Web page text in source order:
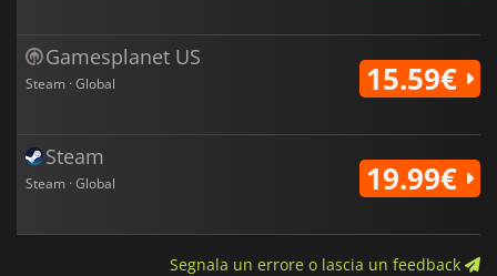
Gamesplanet US
Steam · Global 15.59€
Steam
Steam · Global 19.99€
Segnala un errore o lascia un feedback